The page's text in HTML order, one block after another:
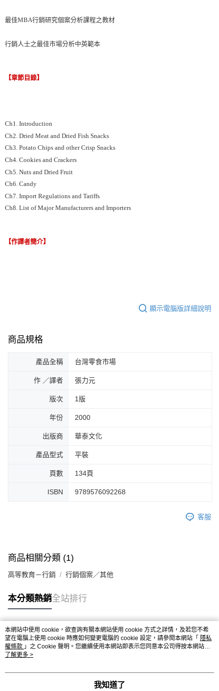
最佳MBA行銷研究個案分析課程之教材
行銷人士之最佳市場分析中英範本
【章節目錄】
Ch1. Introduction
Ch2. Dried Meat and Dried Fish Snacks
Ch3. Potato Chips and other Crisp Snacks
Ch4. Cookies and Crackers
Ch5. Nuts and Dried Fruit
Ch6. Candy
Ch7. Import Regulations and Tariffs
Ch8. List of Major Manufacturers and Importers
【作譯者簡介】
顯示電腦版詳細說明
商品規格
產品全稱 台灣零食市場
作 ／譯者 張力元
版次 1版
年份 2000
出版商 華泰文化
產品型式 平裝
頁數 134頁
ISBN 9789576092268
客服
商品相關分類 (1)
高等教育－行銷 行銷個案／其他
本分類熱銷全站排行
熱門標籤
本網站中使用 cookie，欲查詢有關本網站使用 cookie 方式之詳情，及若您不希
望在電腦上使用 cookie 時應如何變更電腦的 cookie 設定，請參閱本網站「 隱私
權條款 」之 Cookie 聲明。您繼續使用本網站即表示您同意本公司得按本網站使
用條款之 Cookie 聲明使用 cookie。
了解更多 >
我知道了